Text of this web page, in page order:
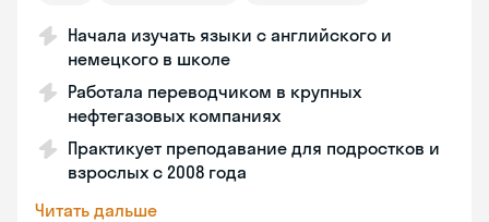
Начала изучать языки с английского и
немецкого в школе
Работала переводчиком в крупных
нефтегазовых компаниях
Практикует преподавание для подростков и
взрослых с 2008 года
Читать дальше